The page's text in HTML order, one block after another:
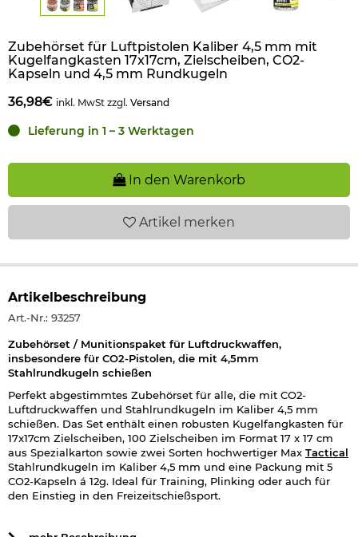
Zubehörset für Luftpistolen Kaliber 4,5 mm mit
Kugelfangkasten 17x17cm, Zielscheiben, CO2-
Kapseln und 4,5 mm Rundkugeln
36,98€ inkl. MwSt zzgl. Versand
Lieferung in 1 – 3 Werktagen
In den Warenkorb
Artikel merken
Artikelbeschreibung
Art.-Nr.: 93257
Zubehörset / Munitionspaket für Luftdruckwaffen,
insbesondere für CO2-Pistolen, die mit 4,5mm
Stahlrundkugeln schießen
Perfekt abgestimmtes Zubehörset für alle, die mit CO2-
Luftdruckwaffen und Stahlrundkugeln im Kaliber 4,5 mm
schießen. Das Set enthält einen robusten Kugelfangkasten für
17x17cm Zielscheiben, 100 Zielscheiben im Format 17 x 17 cm
aus Spezialkarton sowie zwei Sorten hochwertiger Max Tactical
Stahlrundkugeln im Kaliber 4,5 mm und eine Packung mit 5
CO2-Kapseln á 12g. Ideal für Training, Plinking oder auch für
den Einstieg in den Freizeitschießsport.